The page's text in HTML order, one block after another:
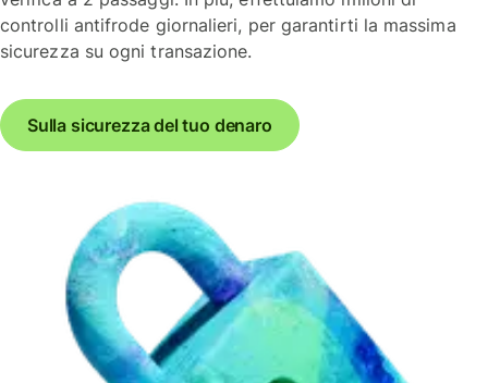
controlli antifrode giornalieri, per garantirti la massima
sicurezza su ogni transazione.
Sulla sicurezza del tuo denaro